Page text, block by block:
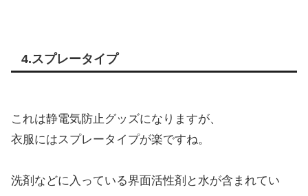
4.スプレータイプ
これは静電気防止グッズになりますが、
衣服にはスプレータイプが楽ですね。
洗剤などに入っている界面活性剤と水が含まれてい